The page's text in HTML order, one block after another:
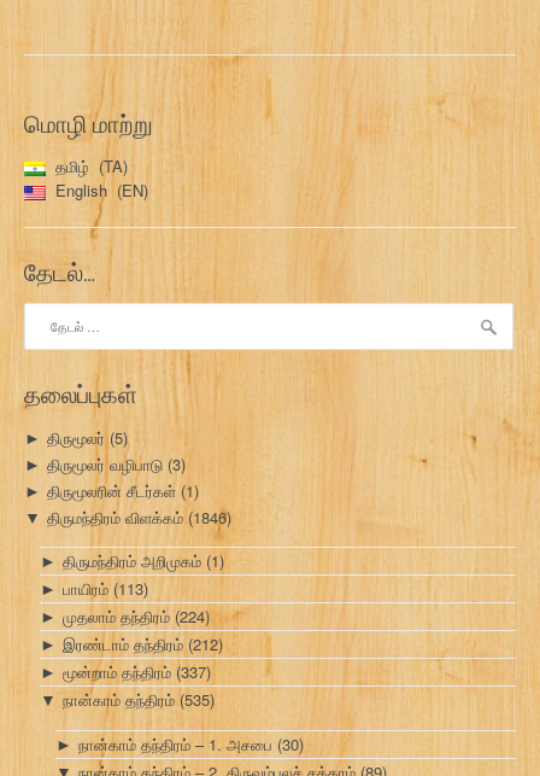
மொழி மாற்று
தமிழ்
TA
English
EN
தேடல்…
தேடு:
தலைப்புகள்
► திருமூலர்(5)
► திருமூலர் வழிபாடு (3)
► திருமூலரின் சீடர்கள் (1)
▼ திருமந்திரம் விளக்கம் (1846)
► திருமந்திரம் அறிமுகம் (1)
► பாயிரம் (113)
► முதலாம் தந்திரம் (224)
► இரண்டாம் தந்திரம் (212)
► மூன்றாம் தந்திரம் (337)
▼ நான்காம் தந்திரம் (535)
► நான்காம் தந்திரம் – 1. அசபை (30)
▼ நான்காம் தந்திரம் – 2. திருவம்பலச் சக்கரம் (89)